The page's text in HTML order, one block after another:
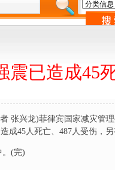
震已造成45
张兴龙)菲律宾国家减灾管
成45人死亡、487人受伤，
(完)